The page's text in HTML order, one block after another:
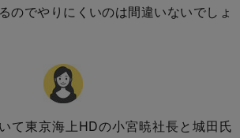
のでやりにくいのは間違いないでしょ
東京海上HDの小宮暁社長と城田氏